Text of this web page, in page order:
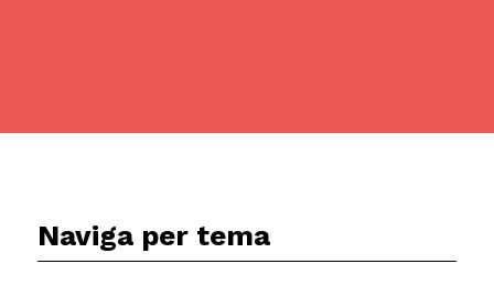
Naviga per tema